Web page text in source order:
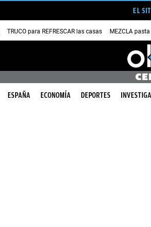
EL
TRUCO para REFRESCAR las casas MEZCLA
ESPAÑA ECONOMÍA DEPORTES